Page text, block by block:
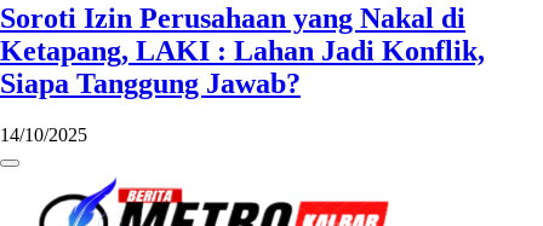
Soroti Izin Perusahaan yang Nakal di
Ketapang, LAKI : Lahan Jadi Konflik,
Siapa Tanggung Jawab?
14/10/2025